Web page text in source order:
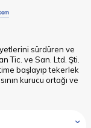
sürdüren ve
Tic. ve San. Ltd. Şti.
başlayıp tekerlek
kurucu ortağı ve